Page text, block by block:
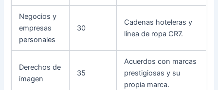
Negocios y
empresas
personales
30
Cadenas hoteleras y
línea de ropa CR7.
Derechos de
imagen
35
Acuerdos con marcas
prestigiosas y su
propia marca.